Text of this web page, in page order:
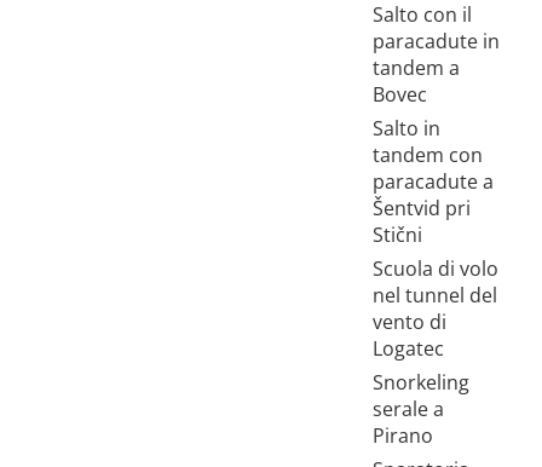
Salto con il
paracadute in
tandem a
Bovec
Salto in
tandem con
paracadute a
Šentvid pri
Stični
Scuola di volo
nel tunnel del
vento di
Logatec
Snorkeling
serale a
Pirano